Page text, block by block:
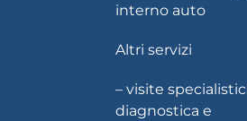
interno auto
Altri servizi
– visite
diagnostica e